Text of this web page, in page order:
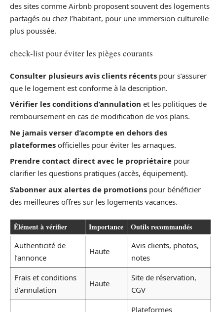
des sites comme Airbnb proposent souvent des logements
partagés ou chez l’habitant, pour une immersion culturelle
plus poussée.
check-list pour éviter les pièges courants
Consulter plusieurs avis clients récents pour s’assurer
que le logement est conforme à la description.
Vérifier les conditions d’annulation et les politiques de
remboursement en cas de modification de vos plans.
Ne jamais verser d’acompte en dehors des
plateformes officielles pour éviter les arnaques.
Prendre contact direct avec le propriétaire pour
clarifier les questions pratiques (accès, équipement).
S’abonner aux alertes de promotions pour bénéficier
des meilleures offres sur les logements vacances.
Élément à vérifier Importance Outils recommandés
Authenticité de
l’annonce
Haute
Avis clients, photos,
notes
Frais et conditions
d’annulation
Haute
Site de réservation,
CGV
Plateformes